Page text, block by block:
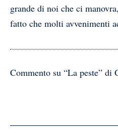
grande di noi che ci
fatto che molti avvenimenti
Commento su “La peste” di